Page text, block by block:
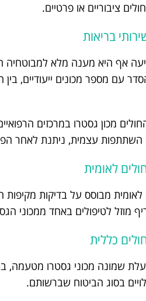
ציבוריים או פרטיים.
בריאות
אף היא מענה מלא למבוטחיה
עם מספר מכונים ייעודיים,
מכון גסטרו במרכזים
עצמית, ניתנת לאחר
לאומית
מבוסס על בדיקות
מוזל לטיפולים באחד ממכוני
כללית
שמונה מכוני גסטרו מטעמה,
בסוג הביטוח שברשותם.